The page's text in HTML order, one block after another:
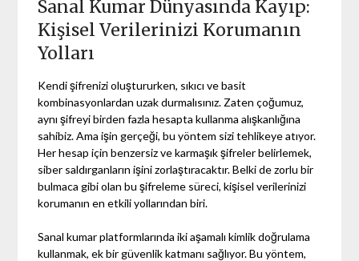
Sanal Kumar Dünyasında Kayıp:
Kişisel Verilerinizi Korumanın
Yolları
Kendi şifrenizi oluştururken, sıkıcı ve basit
kombinasyonlardan uzak durmalısınız. Zaten çoğumuz,
aynı şifreyi birden fazla hesapta kullanma alışkanlığına
sahibiz. Ama işin gerçeği, bu yöntem sizi tehlikeye atıyor.
Her hesap için benzersiz ve karmaşık şifreler belirlemek,
siber saldırganların işini zorlaştıracaktır. Belki de zorlu bir
bulmaca gibi olan bu şifreleme süreci, kişisel verilerinizi
korumanın en etkili yollarından biri.
Sanal kumar platformlarında iki aşamalı kimlik doğrulama
kullanmak, ek bir güvenlik katmanı sağlıyor. Bu yöntem,